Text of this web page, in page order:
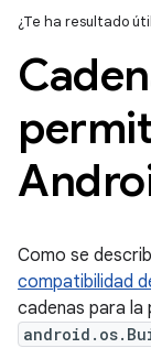
¿Te ha resultado
Como se
compatibilidad
cadenas para la